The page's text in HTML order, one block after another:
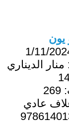
يون
1/11/
منار الديناري
269
عادي